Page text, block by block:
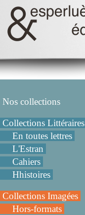
Nos collections
Collections Littéraires
En toutes lettres
L'Estran
Cahiers
Hhistoires
Collections Imagées
Hors-formats